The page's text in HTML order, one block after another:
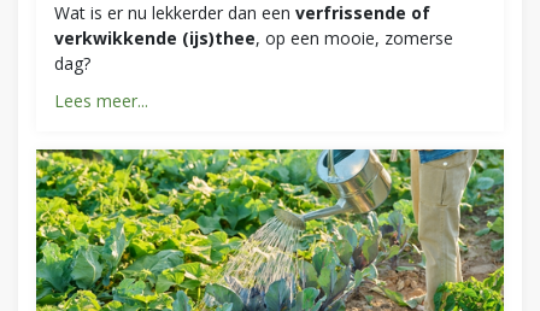
Wat is er nu lekkerder dan een verfrissende of
verkwikkende (ijs)thee, op een mooie, zomerse
dag?
Lees meer...